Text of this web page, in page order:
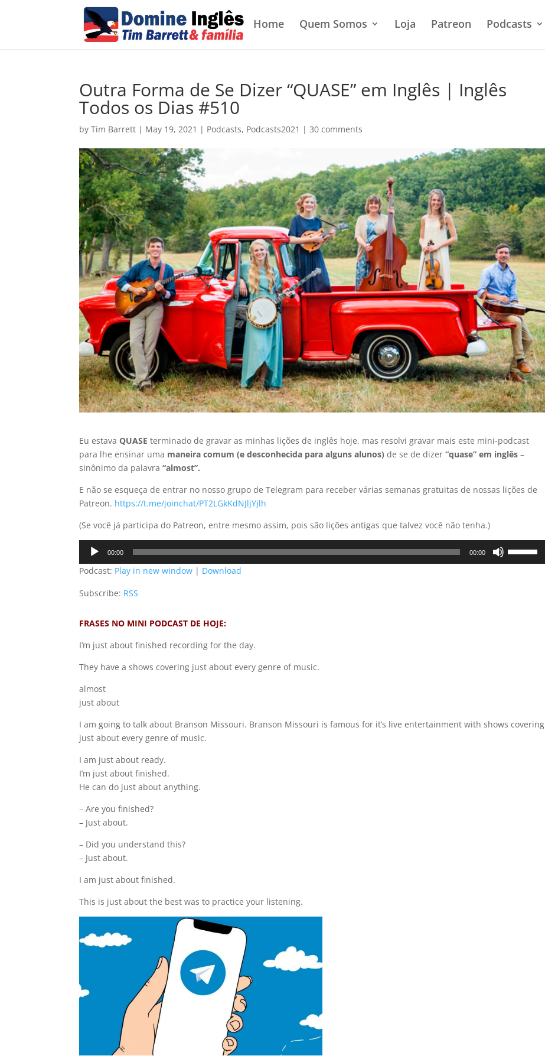
Home Quem Somos Loja Patreon Podcasts
Outra Forma de Se Dizer “QUASE” em Inglês | Inglês
Todos os Dias #510
byTim Barrett | May 19, 2021 | Podcasts, Podcasts2021 |30 comments
Eu estavaQUASE terminado de gravar as minhas lições de inglês hoje, mas resolvi gravar mais este mini-podcast
para lhe ensinar uma maneira comum (e desconhecida para alguns alunos) de se de dizer“quase” em inglês –
sinônimo da palavra“almost”.
E não se esqueça de entrar no nosso grupo de Telegram para receber várias semanas gratuitas de nossas lições de
Patreon. https://t.me/joinchat/PT2LGkKdNJljYjlh
(Se você já participa do Patreon, entre mesmo assim, pois são lições antigas que talvez você não tenha.)
Audio
Player
00:00 00:00
Podcast: Play in new window | Download
Subscribe: RSS
FRASES NO MINI PODCAST DE HOJE:
I’m just about finished recording for the day.
They have a shows covering just about every genre of music.
almost
just about
I am going to talk about Branson Missouri. Branson Missouri is famous for it’s live entertainment with shows covering
just about every genre of music.
I am just about ready.
I’m just about finished.
He can do just about anything.
– Are you finished?
– Just about.
– Did you understand this?
– Just about.
I am just about finished.
This is just about the best was to practice your listening.